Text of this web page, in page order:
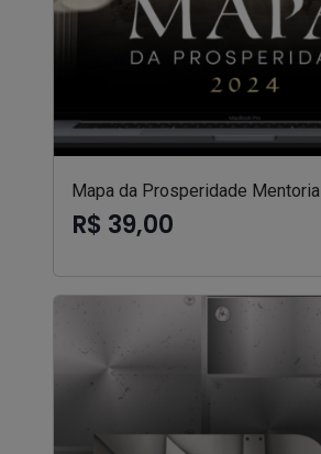
Mapa da Prosperidade Mentoria
R$ 39,00